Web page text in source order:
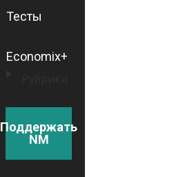
Тесты
Economix+
Поддержать
NM